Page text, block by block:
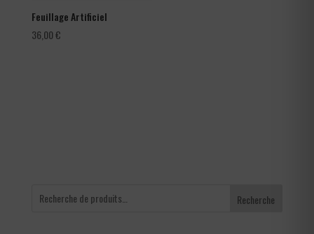
Feuillage Artificiel
36,00€
Recherche